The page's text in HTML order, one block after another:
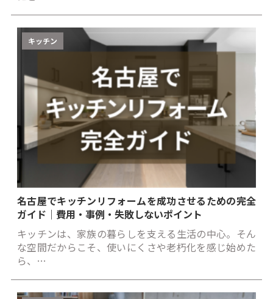
キッチン
名古屋でキッチンリフォームを成功させるための完全
ガイド｜費用・事例・失敗しないポイント
キッチンは、家族の暮らしを支える生活の中心。そん
な空間だからこそ、使いにくさや老朽化を感じ始めた
ら、…